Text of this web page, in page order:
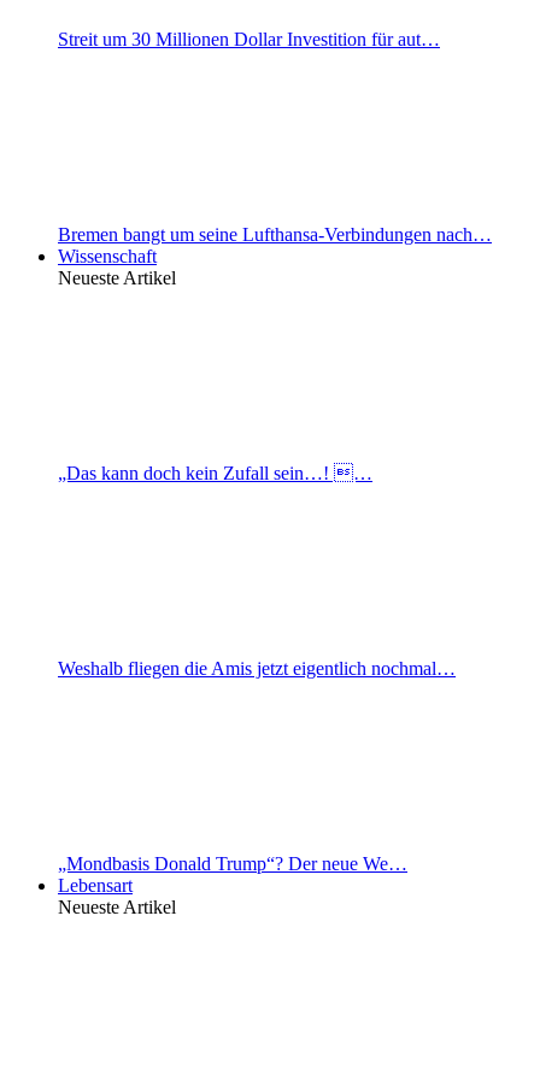
Streit um 30 Millionen Dollar Investition für aut…
Bremen bangt um seine Lufthansa-Verbindungen nach…
Wissenschaft
Neueste Artikel
„Das kann doch kein Zufall sein…! …
Weshalb fliegen die Amis jetzt eigentlich nochmal…
„Mondbasis Donald Trump“? Der neue We…
Lebensart
Neueste Artikel